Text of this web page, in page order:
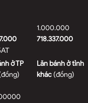
1.000.000
718.337.000
ở TP
Lăn bánh ở tỉnh
khác (đồng)